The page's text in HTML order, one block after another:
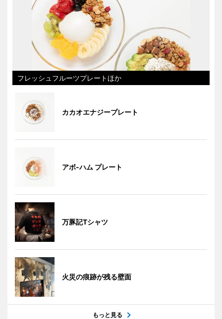
フレッシュフルーツプレートほか
カカオエナジープレート
アボ-ハム プレート
万豚記Tシャツ
火災の痕跡が残る壁面
もっと見る